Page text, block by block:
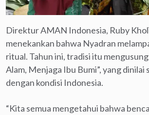
Direktur AMAN Indonesia, Ruby
menekankan bahwa Nyadran
ritual. Tahun ini, tradisi itu
Alam, Menjaga Ibu Bumi”, yang dinilai
dengan kondisi Indonesia.
“Kita semua mengetahui bahwa